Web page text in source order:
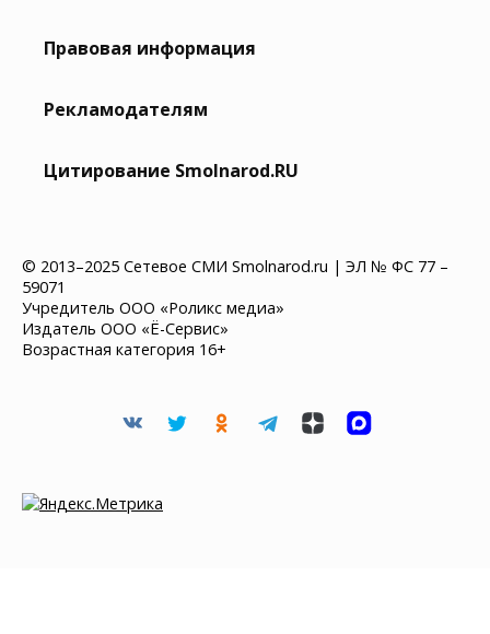
Правовая информация
Рекламодателям
Цитирование Smolnarod.RU
© 2013–2025 Сетевое СМИ Smolnarod.ru | ЭЛ № ФС 77 –
59071
Учредитель ООО «Роликс медиа»
Издатель ООО «Ё-Сервис»
Возрастная категория 16+